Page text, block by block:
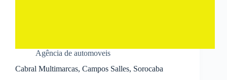
Agência de automoveis
Cabral Multimarcas, Campos Salles, Sorocaba